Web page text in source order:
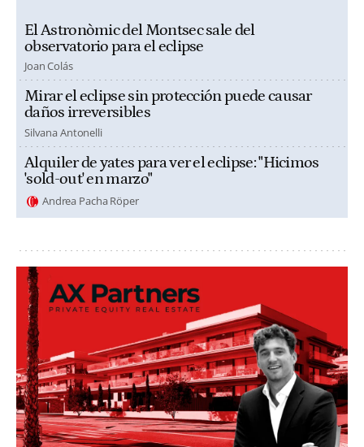
El Astronòmic del Montsec sale del
observatorio para el eclipse
Joan Colás
Mirar el eclipse sin protección puede causar
daños irreversibles
Silvana Antonelli
Alquiler de yates para ver el eclipse: "Hicimos
'sold-out' en marzo"
Andrea Pacha Röper